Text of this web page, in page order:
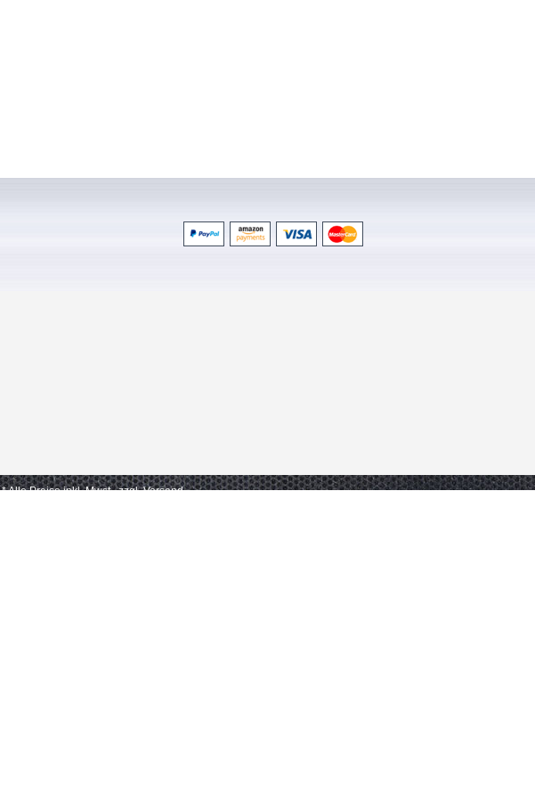
* Alle Preise inkl. Mwst., zzgl. Versand.